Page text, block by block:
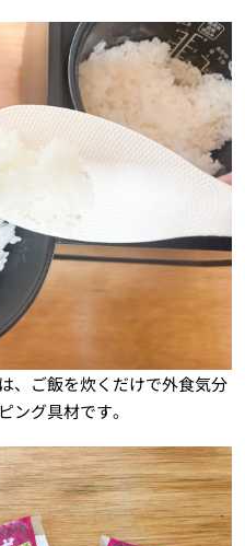
、ご飯を炊くだけで外食気分
ング具材です。